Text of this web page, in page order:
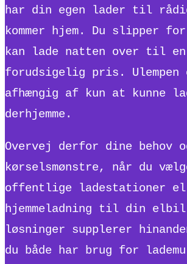
har din egen lader til
kommer hjem. Du slipper
kan lade natten over til en
forudsigelig pris.
afhængig af kun at kunne
derhjemme.
Overvej derfor dine behov
kørselsmønstre, når du
offentlige ladestationer
hjemmeladning til din
løsninger supplerer
du både har brug for